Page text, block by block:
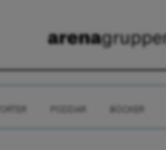
BÖCKER